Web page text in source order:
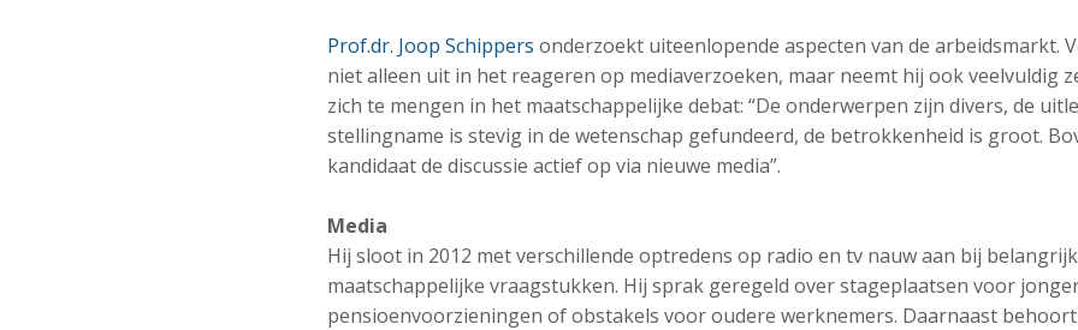
Prof.dr. Joop Schippers onderzoekt uiteenlopende aspecten van de arbeidsmarkt.
niet alleen uit in het reageren op mediaverzoeken, maar neemt hij ook veelvuldig
zich te mengen in het maatschappelijke debat: “De onderwerpen zijn divers, de
stellingname is stevig in de wetenschap gefundeerd, de betrokkenheid is groot.
kandidaat de discussie actief op via nieuwe media”.
Media
Hij sloot in 2012 met verschillende optredens op radio en tv nauw aan bij
maatschappelijke vraagstukken. Hij sprak geregeld over stageplaatsen voor
pensioenvoorzieningen of obstakels voor oudere werknemers. Daarnaast